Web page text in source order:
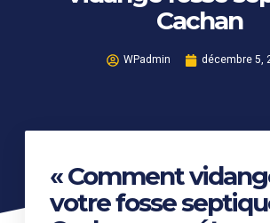
Cachan
WPadmin décembre 5,
« Comment
votre fosse